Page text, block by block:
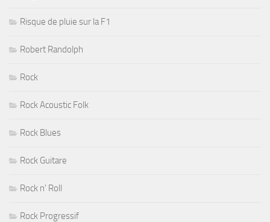
Risque de pluie sur la F1
Robert Randolph
Rock
Rock Acoustic Folk
Rock Blues
Rock Guitare
Rock n' Roll
Rock Progressif